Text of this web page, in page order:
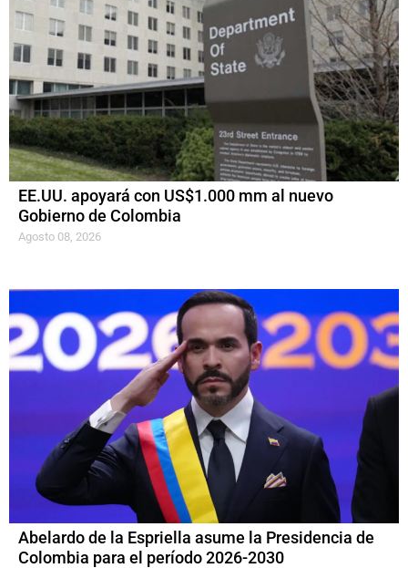
EE.UU. apoyará con US$1.000 mm al nuevo
Gobierno de Colombia
Agosto 08, 2026
Abelardo de la Espriella asume la Presidencia de
Colombia para el período 2026-2030